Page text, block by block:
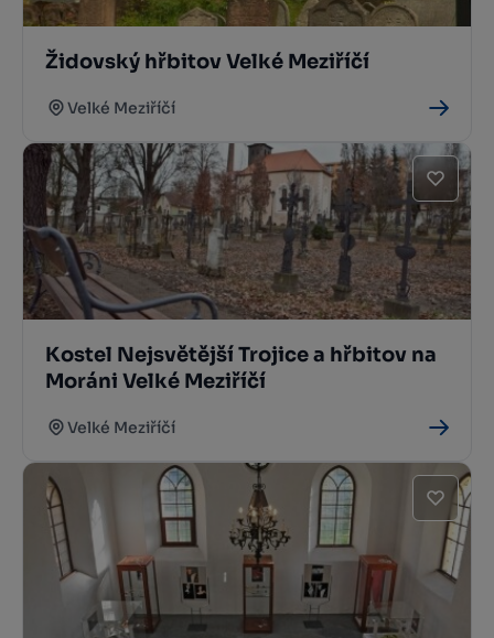
Židovský hřbitov Velké Meziříčí
Velké Meziříčí
Kostel Nejsvětější Trojice a hřbitov na
Moráni Velké Meziříčí
Velké Meziříčí